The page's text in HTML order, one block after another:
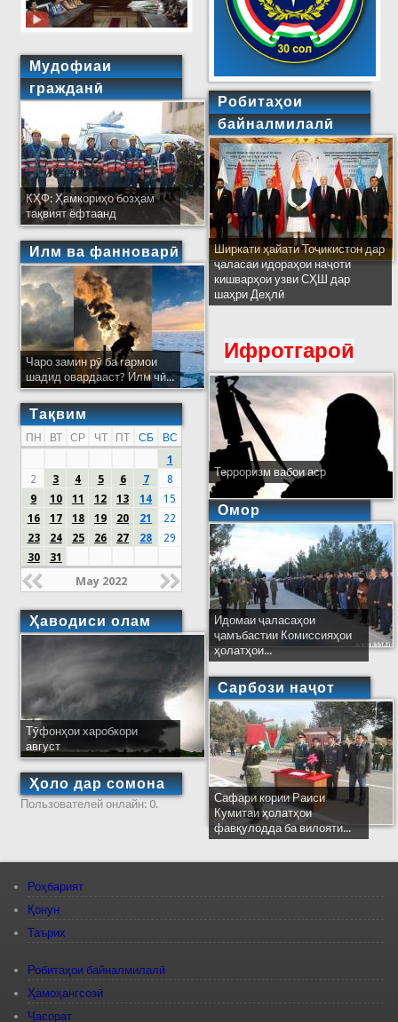
Мудофиаи
гражданӣ
КҲФ: Ҳамкориҳо бозҳам
тақвият ёфтаанд
Илм ва фанноварӣ
Чаро замин рӯ ба гармои
шадид овардааст? Илм чӣ...
Тақвим
ПН ВТ СР ЧТ ПТ СБ
ВС
1
2
3 4 5 6 7
8
9
10 11 12 13 14
15
16
17 18 19 20 21
22
23
24 25 26 27 28
29
30
31
May 2022
Ҳаводиси олам
Тӯфонҳои харобкори
август
Ҳоло дар сомона
Пользователей онлайн: 0.
Робитаҳои
байналмилалӣ
Ширкати ҳайати Тоҷикистон дар
ҷаласаи идораҳои наҷоти
кишварҳои узви СҲШ дар
шаҳри Деҳлӣ
Ифротгароӣ
Терроризм вабои аср
Омор
Идомаи ҷаласаҳои
ҷамъбастии Комиссияҳои
ҳолатҳои...
Сарбози наҷот
Сафари кории Раиси
Кумитаи ҳолатҳои
фавқулодда ба вилояти...
Роҳбарият
Қонун
Таърих
Робитаҳои байналмилалӣ
Ҳамоҳангсозӣ
Ҷасорат